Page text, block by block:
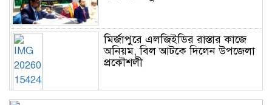
মির্জাপুরে এলজিইডির রাস্তার কাজে
অনিয়ম, বিল আটকে দিলেন উপজেলা
প্রকৌশলী